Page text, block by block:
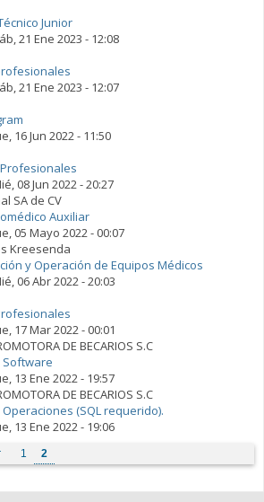
Junior
21 Ene 2023 - 12:08
21 Ene 2023 - 12:07
16 Jun 2022 - 11:50
08 Jun 2022 - 20:27
SA de CV
Auxiliar
05 Mayo 2022 - 00:07
Kreesenda
y Operación de Equipos Médicos
06 Abr 2022 - 20:03
17 Mar 2022 - 00:01
DE BECARIOS S.C
Software
13 Ene 2022 - 19:57
DE BECARIOS S.C
(SQL requerido).
13 Ene 2022 - 19:06
1 2